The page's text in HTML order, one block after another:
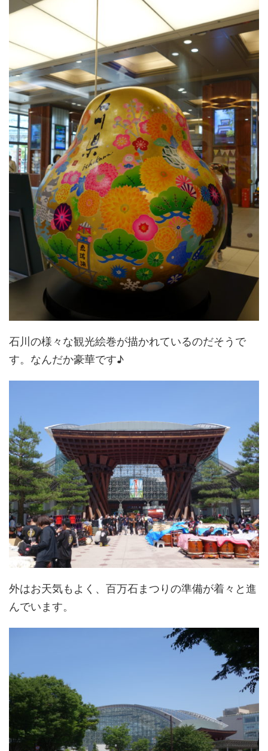
石川の様々な観光絵巻が描かれているのだそうで
す。なんだか豪華です♪
外はお天気もよく、百万石まつりの準備が着々と進
んでいます。